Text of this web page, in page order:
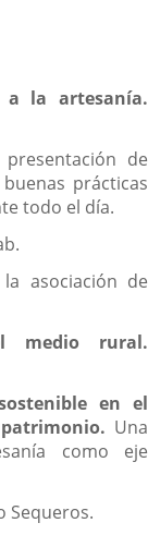
a la artesanía.
de
prácticas
todo el día.
asociación de
medio rural.
en el
Una
como eje
Sequeros.